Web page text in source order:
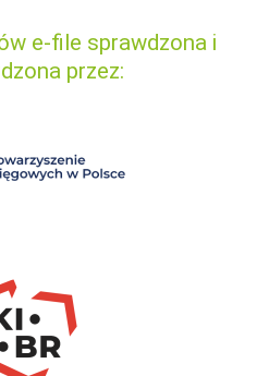
e-file sprawdzona i
przez: